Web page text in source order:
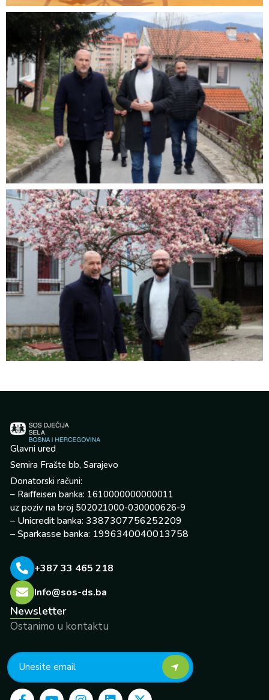
Glavni ured
Semira Frašte bb, Sarajevo
Donatorski računi:
– Raiffeisen banka: 1610000000000011
uz poziv na broj 502021000-030000626-9
– Unicredit banka: 3387307756252209
– Sparkasse banka: 1996340040013758
+387 33 465 218
Info@sos-ds.ba
Newsletter
Ostanimo u kontaktu
F
a
Y
o
I
n
L
i
X
-